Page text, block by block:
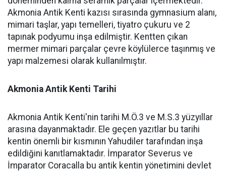
Akmonia Antik Kenti kazısı sırasında gymnasium alanı,
mimari taşlar, yapı temelleri, tiyatro çukuru ve 2
tapınak podyumu inşa edilmiştir. Kentten çıkan
mermer mimari parçalar çevre köylülerce taşınmış ve
yapı malzemesi olarak kullanılmıştır.
Akmonia Antik Kenti Tarihi
Akmonia Antik Kenti'nin tarihi M.Ö.3 ve M.S.3 yüzyıllar
arasına dayanmaktadır. Ele geçen yazıtlar bu tarihi
kentin önemli bir kısmının Yahudiler tarafından inşa
edildiğini kanıtlamaktadır. İmparator Severus ve
İmparator Coracalla bu antik kentin yönetimini devlet